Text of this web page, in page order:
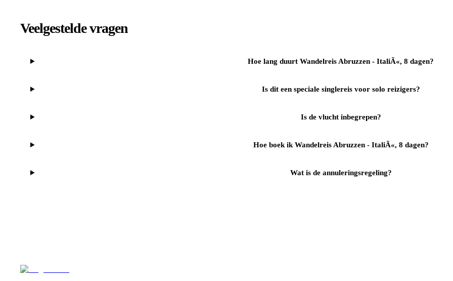
Veelgestelde vragen
Hoe lang duurt Wandelreis Abruzzen - ItaliÃ«, 8 dagen?
Is dit een speciale singlereis voor solo reizigers?
Is de vlucht inbegrepen?
Hoe boek ik Wandelreis Abruzzen - ItaliÃ«, 8 dagen?
Wat is de annuleringsregeling?